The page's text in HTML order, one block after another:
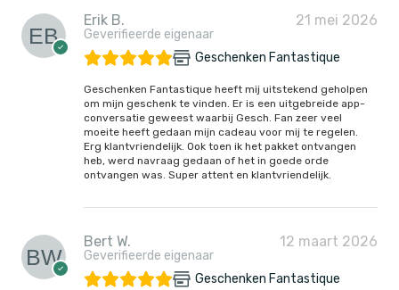
Erik B.
Geverifieerde eigenaar
21 mei 2026
Geschenken Fantastique
Geschenken Fantastique heeft mij uitstekend geholpen
om mijn geschenk te vinden. Er is een uitgebreide app-
conversatie geweest waarbij Gesch. Fan zeer veel
moeite heeft gedaan mijn cadeau voor mij te regelen.
Erg klantvriendelijk. Ook toen ik het pakket ontvangen
heb, werd navraag gedaan of het in goede orde
ontvangen was. Super attent en klantvriendelijk.
Bert W.
Geverifieerde eigenaar
12 maart 2026
Geschenken Fantastique